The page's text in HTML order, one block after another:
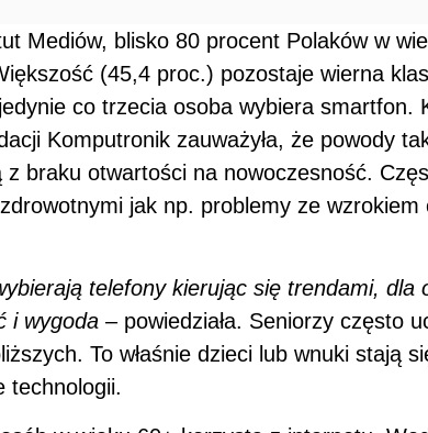
Mediów, blisko 80 procent Polaków w
(45,4 proc.) pozostaje wierna
co trzecia osoba wybiera smartfon.
Komputronik zauważyła, że powody
z braku otwartości na nowoczesność.
jak np. problemy ze wzrokiem
telefony kierując się trendami, dla
i wygoda – powiedziała. Seniorzy często
To właśnie dzieci lub wnuki stają
technologii.